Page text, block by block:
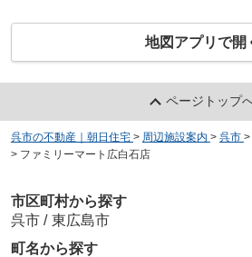
地図アプリで開
ページトップ
呉市の不動産｜朝日住宅 > 周辺施設案内 > 呉市 >
> ファミリーマート広白石店
市区町村から探す
呉市 / 東広島市
町名から探す